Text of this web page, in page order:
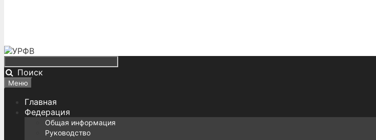
Поиск
Меню
Главная
Федерация
Общая информация
Руководство